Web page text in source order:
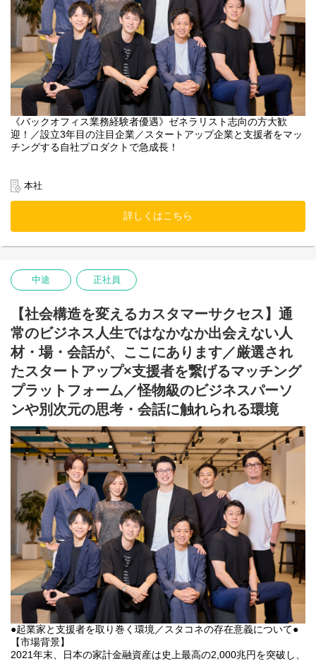
【スタコネの存在意義】
日本を代表する大企業も、かつては小さなスタートアップでし
た。私たちスタートアップコネクト（スタコネ）は、“眠れるリソ
ース”と成長企業を効率よくマッチングし、起業家と支援者双方の
課題を解決するとともに、次世代のスタートアップと資金や知見
を持つ支援者をつなぐ「架け橋」となることをミッションとして
います。社会や産業の進化を促すため、持続的な成長支援を目指
しています。
《バックオフィス業務経験者優遇》ゼネラリスト志向の方大歓
迎！／設立3年目の注目企業／スタートアップ企業と支援者をマッ
チングする自社プロダクトで急成長！
本社
詳しくはこちら
中途 正社員
【社会構造を変えるカスタマーサクセス】通
常のビジネス人生ではなかなか出会えない人
材・場・会話が、ここにあります／厳選され
たスタートアップ×支援者を繋げるマッチング
プラットフォーム／怪物級のビジネスパーソ
ンや別次元の思考・会話に触れられる環境
●起業家と支援者を取り巻く環境／スタコネの存在意義について●
【市場背景】
2021年末、日本の家計金融資産は史上最高の2,000兆円を突破し、